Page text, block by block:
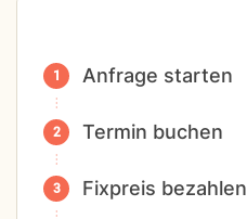
Anfrage starten
Termin buchen
Fixpreis bezahlen